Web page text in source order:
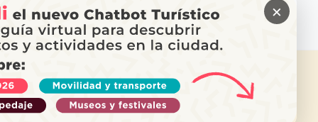
AYUDA?
a Locatel
×